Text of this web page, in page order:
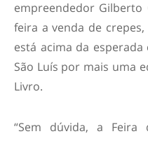
empreendedor
feira a venda de
está acima da
São Luís por mais uma
Livro.
“Sem dúvida, a